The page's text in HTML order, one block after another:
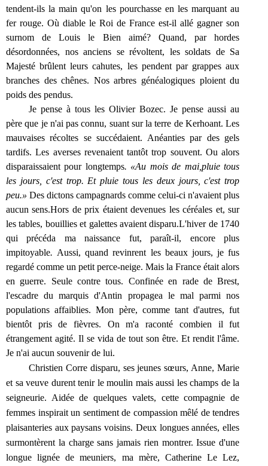
tendent-ils la main qu'on les pourchasse en les marquant au
fer rouge. Où diable le Roi de France est-il allé gagner son
surnom de Louis le Bien aimé? Quand, par hordes
désordonnées, nos anciens se révoltent, les soldats de Sa
Majesté brûlent leurs cahutes, les pendent par grappes aux
branches des chênes. Nos arbres généalogiques ploient du
poids des pendus.
Je pense à tous les Olivier Bozec. Je pense aussi au
père que je n'ai pas connu, suant sur la terre de Kerhoant. Les
mauvaises récoltes se succédaient. Anéanties par des gels
tardifs. Les averses revenaient tantôt trop souvent. Ou alors
disparaissaient pour longtemps. «Au mois de mai, pluie tous
les jours, c'est trop. Et pluie tous les deux jours, c'est trop
peu.»Des dictons campagnards comme celui-ci n'avaient plus
aucun sens.Hors de prix étaient devenues les céréales et, sur
les tables, bouillies et galettes avaient disparu.L'hiver de 1740
qui précéda ma naissance fut, paraît-il, encore plus
impitoyable. Aussi, quand revinrent les beaux jours, je fus
regardé comme un petit perce-neige. Mais la France était alors
en guerre. Seule contre tous. Confinée en rade de Brest,
l'escadre du marquis d'Antin propagea le mal parmi nos
populations affaiblies. Mon père, comme tant d'autres, fut
bientôt pris de fièvres. On m'a raconté combien il fut
étrangement agité. Il se vida de tout son être. Et rendit l'âme.
Je n'ai aucun souvenir de lui.
Christien Corre disparu, ses jeunes sœurs, Anne, Marie
et sa veuve durent tenir le moulin mais aussi les champs de la
seigneurie. Aidée de quelques valets, cette compagnie de
femmes inspirait un sentiment de compassion mêlé de tendres
plaisanteries aux paysans voisins. Deux longues années, elles
surmontèrent la charge sans jamais rien montrer. Issue d'une
longue lignée de meuniers, ma mère, Catherine Le Lez,